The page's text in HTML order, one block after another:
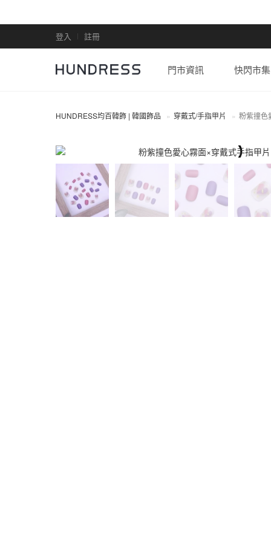
登入 註冊
門市資訊 快閃市集
HUNDRESS均百韓飾 | 韓國飾品 穿戴式/手指甲片 粉紫撞色
穿戴式/手指甲片